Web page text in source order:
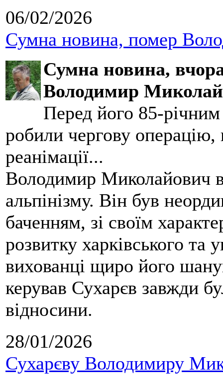
06/02/2026
Сумна новина, помер
Сумна новина,
Володимир
Перед його 85-
робили чергову операцію,
реанімації...
Володимир Миколайович
альпінізму. Він був
баченням, зі своїм
розвитку харківського та
вихованці щиро його
керував Сухарєв завжди
відносини.
28/01/2026
Сухарєву Володимиру